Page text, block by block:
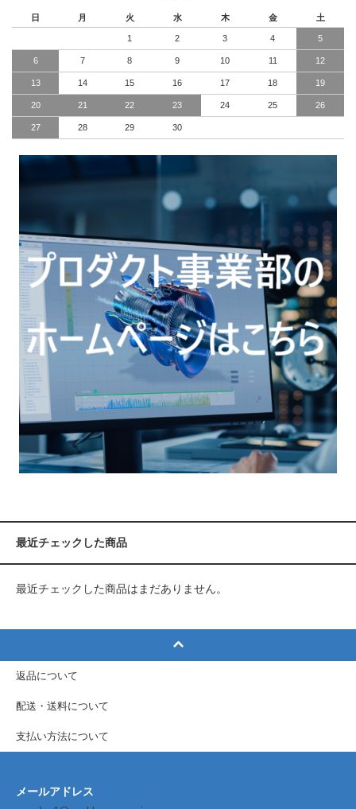
日 月 火 水 木 金 土
1 2 3 4 5
6 7 8 9 10 11 12
13 14 15 16 17 18 19
20 21 22 23 24 25 26
27 28 29 30
最近チェックした商品
最近チェックした商品はまだありません。
返品について
配送・送料について
支払い方法について
メールアドレス